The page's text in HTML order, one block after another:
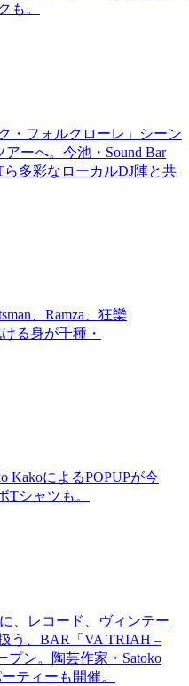
も。
・フォルクローレ」シーン
ーへ。今池・Sound Bar
ら多彩なローカルDJ陣と共
、Ramza、狂欒
る身が千種・
KakoによるPOPUPが今
シャツも。
、レコード、ヴィンテー
う、BAR「VA TRIAH –
ン。陶芸作家・Satoko
ティーも開催。